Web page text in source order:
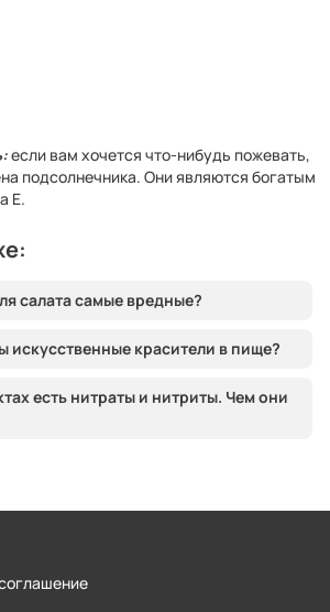
если вам хочется что-нибудь пожевать,
подсолнечника. Они являются богатым
E.
салата самые вредные?
искусственные красители в пище?
есть нитраты и нитриты. Чем они